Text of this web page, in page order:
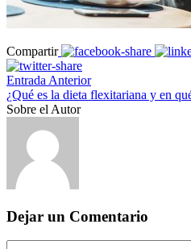
Compartir
Entrada Anterior
¿Qué es la dieta flexitariana y en
Sobre el Autor
Dejar un Comentario